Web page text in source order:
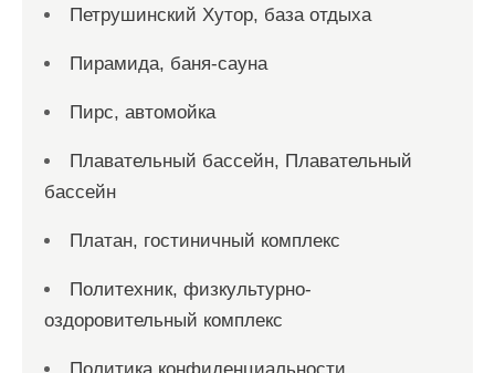
Петрушинский Хутор, база отдыха
Пирамида, баня-сауна
Пирс, автомойка
Плавательный бассейн, Плавательный
бассейн
Платан, гостиничный комплекс
Политехник, физкультурно-
оздоровительный комплекс